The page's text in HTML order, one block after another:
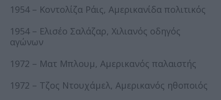
1954 – Κοντολίζα Ράις, Αμερικανίδα πολιτικός
1954 – Ελισέο Σαλάζαρ, Χιλιανός οδηγός
αγώνων
1972 – Ματ Μπλουμ, Αμερικανός παλαιστής
1972 – Τζος Ντουχάμελ, Αμερικανός ηθοποιός